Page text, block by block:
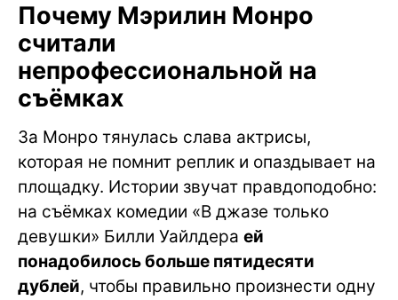
Почему Мэрилин Монро
считали
непрофессиональной на
съёмках
За Монро тянулась слава актрисы,
которая не помнит реплик и опаздывает на
площадку. Истории звучат правдоподобно:
на съёмках комедии «В джазе только
девушки» Билли Уайлдера ей
понадобилось больше пятидесяти
дублей, чтобы правильно произнести одну